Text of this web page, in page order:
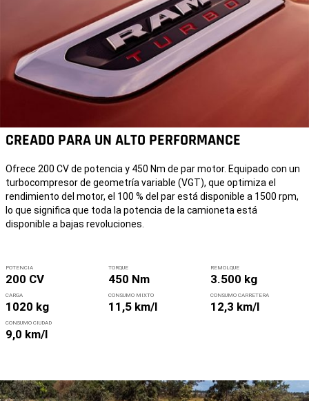
CREADO PARA UN ALTO PERFORMANCE
Ofrece 200 CV de potencia y 450 Nm de par motor. Equipado con un
turbocompresor de geometría variable (VGT), que optimiza el
rendimiento del motor, el 100 % del par está disponible a 1500 rpm,
lo que significa que toda la potencia de la camioneta está
disponible a bajas revoluciones.
POTENCIA
200 CV
TORQUE
450 Nm
REMOLQUE
3.500 kg
CARGA
1020 kg
CONSUMO MIXTO
11,5 km/l
CONSUMO CARRETERA
12,3 km/l
CONSUMO CIUDAD
9,0 km/l